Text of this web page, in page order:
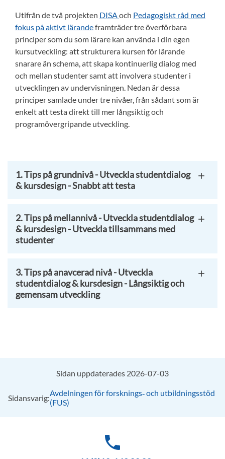
Utifrån de två projekten DISAoch Pedagogiskt råd med
fokus på aktivt lärandeframträder tre överförbara
principer som du som lärare kan använda i din egen
kursutveckling: att strukturera kursen för lärande
snarare än schema, att skapa kontinuerlig dialog med
och mellan studenter samt att involvera studenter i
utvecklingen av undervisningen. Nedan är dessa
principer samlade under tre nivåer, från sådant som är
enkelt att testa direkt till mer långsiktig och
programövergripande utveckling.
1. Tips på grundnivå - Utveckla studentdialog
& kursdesign - Snabbt att testa
2. Tips på mellannivå - Utveckla studentdialog
& kursdesign - Utveckla tillsammans med
studenter
3. Tips på anavcerad nivå - Utveckla
studentdialog & kursdesign - Långsiktig och
gemensam utveckling
Sidan uppdaterades 2026-07-03
Sidansvarig:Avdelningen för forsknings‑ och utbildningsstöd
(FUS)
phone